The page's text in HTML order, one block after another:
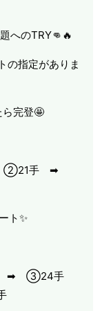
へのTRY👊🔥
の指定がありま
完登🤩
②21手 ➡
ト✨
➡ ③24手